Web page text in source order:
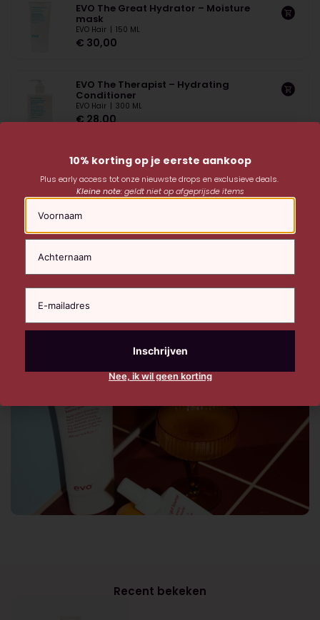
EVO The Great Hydrator – Moisture
mask
EVO Hair | 150 ML
€ 30,00
EVO The Therapist – Hydrating
Conditioner
EVO Hair | 300 ML
€28,00
EVO Whip It Good – Moisture mousse
€32,00
Recent bekeken
10% korting op je eerste aankoop
Plus early access tot onze nieuwste drops en exclusieve deals.
Kleine note:geldt niet op afgeprijsde items
Nee, ik wil geen korting